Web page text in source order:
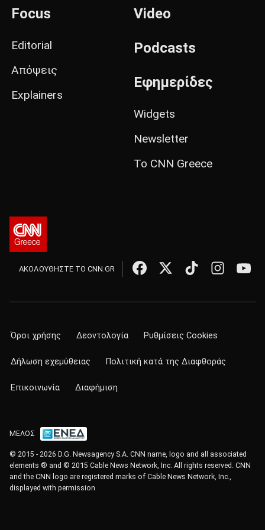
Focus
Editorial
Απόψεις
Explainers
Video
Podcasts
Εφημερίδες
Widgets
Newsletter
Το CNN Greece
ΑΚΟΛΟΥΘΗΣΤΕ ΤΟ CNN.GR
Όροι χρήσης Δεοντολογία Ρυθμίσεις Cookies
Δήλωση εχεμύθειας Πολιτική κατά της Διαφθοράς
Επικοινωνία Διαφήμιση
ΜΕΛΟΣ
© 2015 - 2026 D.G. Newsagency S.A. CNN name, logo and all associated
elements ® and © 2015 Cable News Network, Inc. All rights reserved. CNN
and the CNN logo are registered marks of Cable News Network, Inc.,
displayed with permission